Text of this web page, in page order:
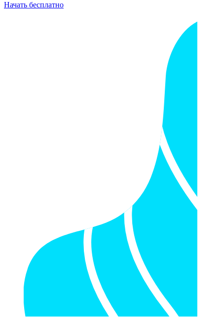
Начать бесплатно